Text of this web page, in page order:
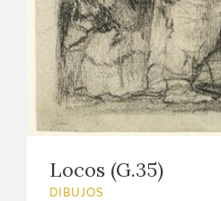
Locos (G.35)
DIBUJOS